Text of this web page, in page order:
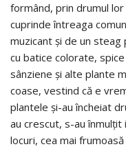
formând, prin drumul
cuprinde întreaga
muzicant și de un
cu batice colorate,
sânziene și alte plante
coase, vestind că e
plantele și-au încheiat
au crescut, s-au înmulțit
locuri, cea mai